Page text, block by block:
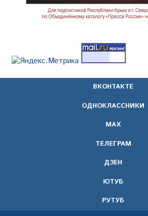
ВКОНТАКТЕ
ОДНОКЛАССНИКИ
МАХ
ТЕЛЕГРАМ
ДЗЕН
ЮТУБ
РУТУБ